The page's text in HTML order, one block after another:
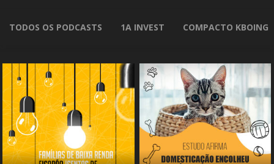
TODOS OS PODCASTS 1A INVEST COMPACTO KBOING